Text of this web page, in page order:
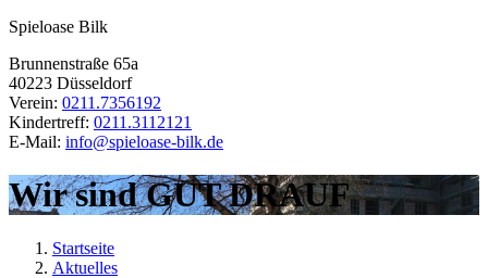
Spieloase Bilk
Brunnenstraße 65a
40223 Düsseldorf
Verein: 0211.7356192
Kindertreff: 0211.3112121
E-Mail: info@spieloase-bilk.de
Wir sind GUT DRAUF
Startseite
Aktuelles